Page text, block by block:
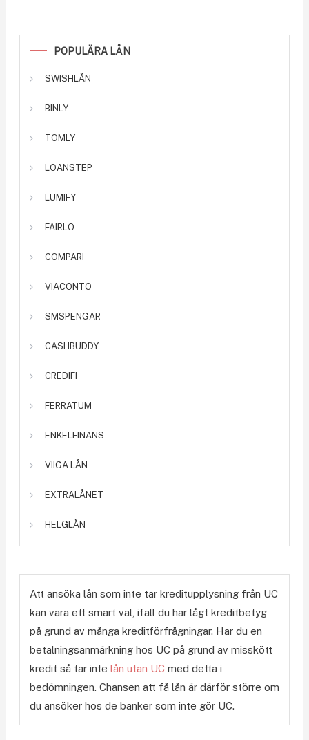
POPULÄRA LÅN
SWISHLÅN
BINLY
TOMLY
LOANSTEP
LUMIFY
FAIRLO
COMPARI
VIACONTO
SMSPENGAR
CASHBUDDY
CREDIFI
FERRATUM
ENKELFINANS
VIIGA LÅN
EXTRALÅNET
HELGLÅN
Att ansöka lån som inte tar kreditupplysning från UC
kan vara ett smart val, ifall du har lågt kreditbetyg
på grund av många kreditförfrågningar. Har du en
betalningsanmärkning hos UC på grund av misskött
kredit så tar inte lån utan UC med detta i
bedömningen. Chansen att få lån är därför större om
du ansöker hos de banker som inte gör UC.